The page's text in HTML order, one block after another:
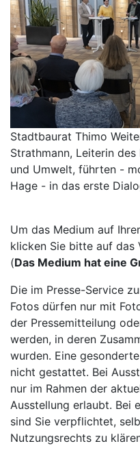
Stadtbaurat Thimo
Strathmann, Leiterin
und Umwelt, führten -
Hage - in das erste
Um das Medium auf
klicken Sie bitte auf das
(Das Medium hat eine
Die im Presse-Service
Fotos dürfen nur mit
der Pressemitteilung
werden, in deren
wurden. Eine
nicht gestattet. Bei
nur im Rahmen der
Ausstellung erlaubt. Bei
sind Sie verpflichtet,
Nutzungsrechts zu